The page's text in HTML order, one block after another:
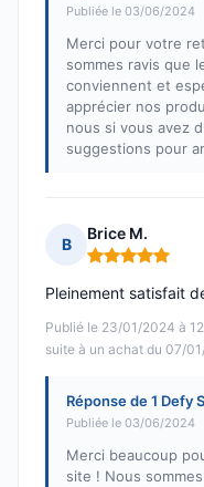
Publiée le 03/06/2024
Merci pour votre
sommes ravis que
conviennent et
apprécier nos
nous si vous avez
suggestions pour
B
Brice M.
Note : 5 sur 5
Publié le 23/01/2024 à
suite à un achat du 07/
Pleinement satisfait
Réponse de 1 Defy
Publiée le 03/06/2024
Merci beaucoup
site ! Nous